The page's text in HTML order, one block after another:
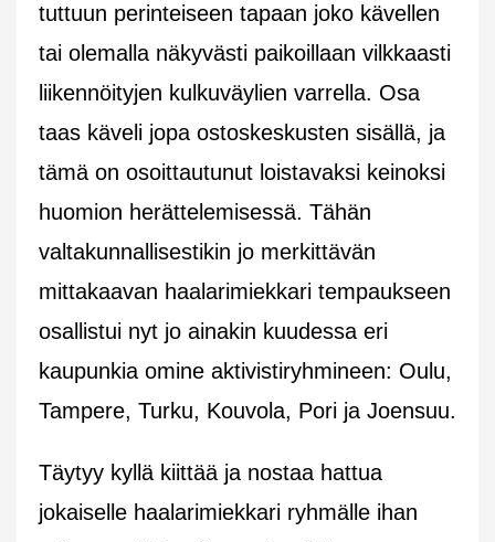
tuttuun perinteiseen tapaan joko kävellen
tai olemalla näkyvästi paikoillaan vilkkaasti
liikennöityjen kulkuväylien varrella. Osa
taas käveli jopa ostoskeskusten sisällä, ja
tämä on osoittautunut loistavaksi keinoksi
huomion herättelemisessä. Tähän
valtakunnallisestikin jo merkittävän
mittakaavan haalarimiekkari tempaukseen
osallistui nyt jo ainakin kuudessa eri
kaupunkia omine aktivistiryhmineen: Oulu,
Tampere, Turku, Kouvola, Pori ja Joensuu.
Täytyy kyllä kiittää ja nostaa hattua
jokaiselle haalarimiekkari ryhmälle ihan